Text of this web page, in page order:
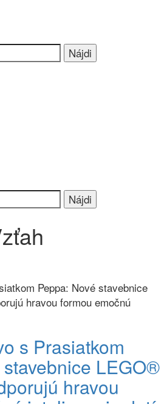
s Prasiatkom
LEGO®
hravou